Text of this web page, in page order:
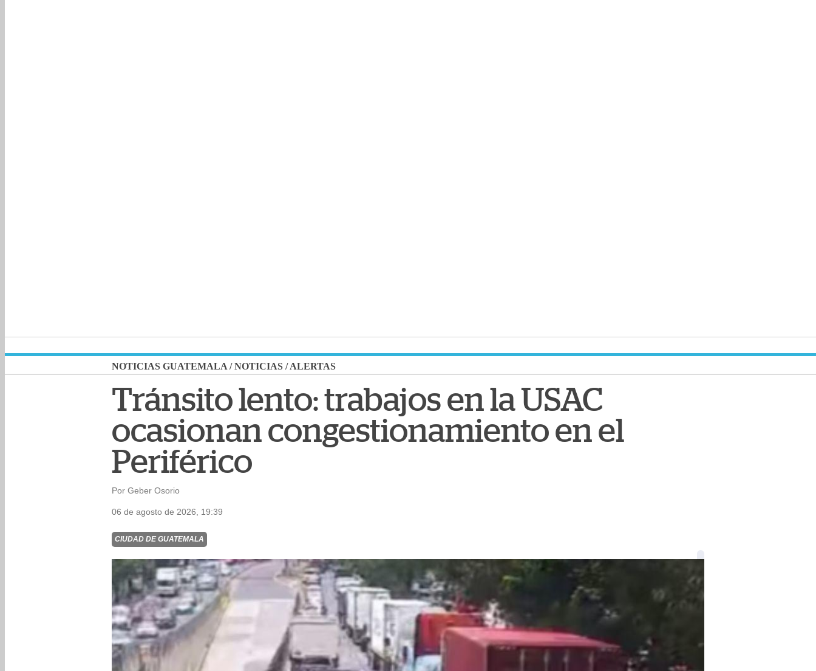
NOTICIAS GUATEMALA /NOTICIAS /ALERTAS
Tránsito lento: trabajos en la USAC
ocasionan congestionamiento en el
Periférico
Por Geber Osorio
06 de agosto de 2026, 19:39
CIUDAD DE GUATEMALA